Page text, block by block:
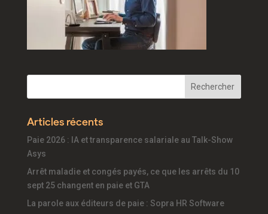
Articles récents
Paie 2026 : IA et transparence salariale au Talk-Show
Asys
Arrêt maladie et congés payés, ce que les arrêts du 10
sept 25 changent en paie et GTA
La parole aux éditeurs de paie : Sopra HR Software